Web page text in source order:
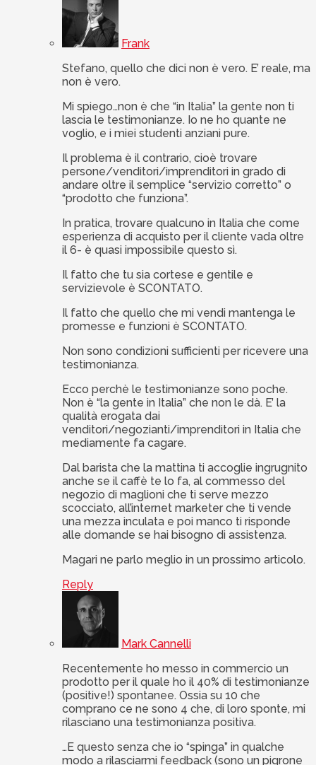
Frank
Stefano, quello che dici non è vero. E’ reale, ma
non è vero.
Mi spiego…non è che “in Italia” la gente non ti
lascia le testimonianze. Io ne ho quante ne
voglio, e i miei studenti anziani pure.
Il problema è il contrario, cioè trovare
persone/venditori/imprenditori in grado di
andare oltre il semplice “servizio corretto” o
“prodotto che funziona”.
In pratica, trovare qualcuno in Italia che come
esperienza di acquisto per il cliente vada oltre
il 6- è quasi impossibile questo sì.
Il fatto che tu sia cortese e gentile e
servizievole è SCONTATO.
Il fatto che quello che mi vendi mantenga le
promesse e funzioni è SCONTATO.
Non sono condizioni sufficienti per ricevere una
testimonianza.
Ecco perchè le testimonianze sono poche.
Non è “la gente in Italia” che non le dà. E’ la
qualità erogata dai
venditori/negozianti/imprenditori in Italia che
mediamente fa cagare.
Dal barista che la mattina ti accoglie ingrugnito
anche se il caffè te lo fa, al commesso del
negozio di maglioni che ti serve mezzo
scocciato, all’internet marketer che ti vende
una mezza inculata e poi manco ti risponde
alle domande se hai bisogno di assistenza.
Magari ne parlo meglio in un prossimo articolo.
Reply
Mark Cannelli
Recentemente ho messo in commercio un
prodotto per il quale ho il 40% di testimonianze
(positive!) spontanee. Ossia su 10 che
comprano ce ne sono 4 che, di loro sponte, mi
rilasciano una testimonianza positiva.
…E questo senza che io “spinga” in qualche
modo a rilasciarmi feedback (sono un pigrone